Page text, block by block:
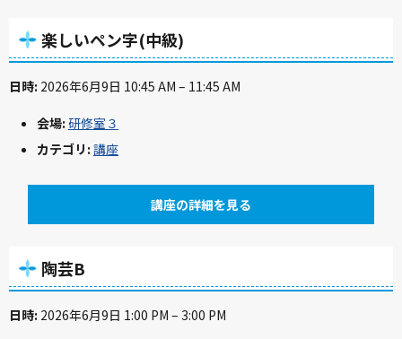
楽しいペン字(中級)
日時: 2026年6月9日 10:45 AM – 11:45 AM
会場: 研修室３
カテゴリ: 講座
講座の詳細を見る
陶芸B
日時: 2026年6月9日 1:00 PM – 3:00 PM